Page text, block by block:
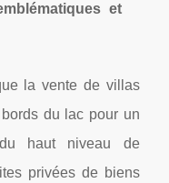
et
la vente de villas
du lac pour un
du haut niveau de
privées de biens